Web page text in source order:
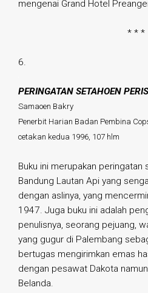
mengenai Grand Hotel
* * *
6.
PERINGATAN SETAHOEN
Samaoen Bakry
Penerbit Harian Badan Pembina
cetakan kedua 1996, 107 hlm
Buku ini merupakan peringatan
Bandung Lautan Api yang
dengan aslinya, yang
1947. Juga buku ini adalah
penulisnya, seorang pejuang,
yang gugur di Palembang
bertugas mengirimkan emas
dengan pesawat Dakota
Belanda.